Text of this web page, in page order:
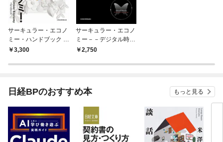
サーキュラー・エコノ
ミー・ハンドブック 競
争優位を実現する
3,300
サーキュラー・エコノ
ミー－－デジタル時代
の成長戦略
2,750
日経BPのおすすめ本 もっと見る